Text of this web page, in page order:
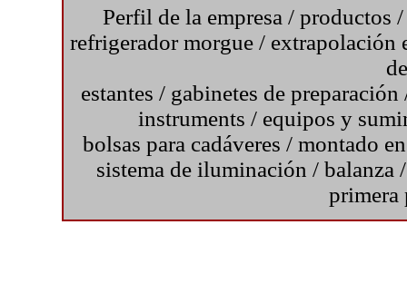
Perfil de la empresa / productos
refrigerador morgue / extrapolación
estantes / gabinetes de preparación
instruments / equipos y
bolsas para cadáveres / montado
sistema de iluminación / balanza